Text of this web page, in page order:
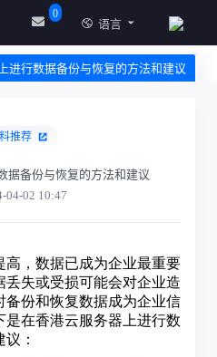
0
语言
进行数据备份与恢复的方法和建议
推荐
据备份与恢复的方法和建议
04-02 10:47